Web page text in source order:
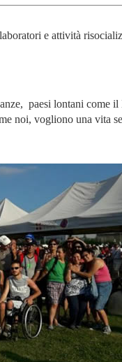
e attività
paesi lontani come
noi, vogliono una vita